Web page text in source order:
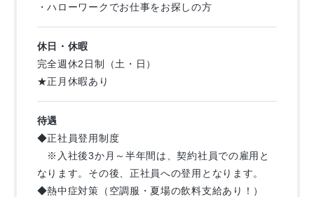
・ハローワークでお仕事をお探しの方
休日・休暇
完全週休2日制（土・日）
★正月休暇あり
待遇
◆正社員登用制度
※入社後3か月～半年間は、契約社員での雇用と
なります。その後、正社員への登用となります。
◆熱中症対策（空調服・夏場の飲料支給あり！）